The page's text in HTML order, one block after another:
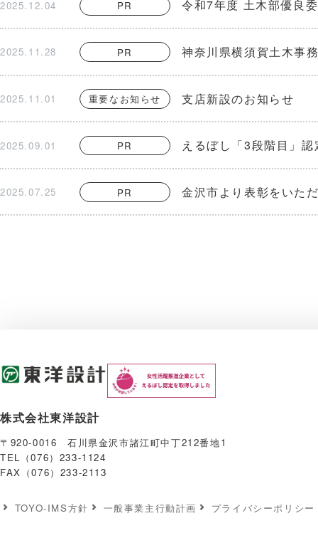
2025.12.04 PR 令和7年度 土木部優良
2025.11.28 PR 神奈川県横須賀土木事
2025.11.01 重要なお知らせ 支店新設のお知らせ
2025.09.01 PR えるぼし「3段階目」
2025.07.25 PR 金沢市より表彰をいた
株式会社東洋設計
〒920-0016 石川県金沢市諸江町中丁212番地1
TEL（076）233-1124
FAX（076）233-2113
TOYO-IMS⽅針 ⼀般事業主⾏動計画 プライバシーポリシー